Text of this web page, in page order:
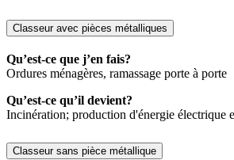
Classeur avec pièces métalliques
Qu’est-ce que j’en fais?
Ordures ménagères, ramassage porte à porte
Qu’est-ce qu’il devient?
Incinération; production d'énergie électrique
Classeur sans pièce métallique